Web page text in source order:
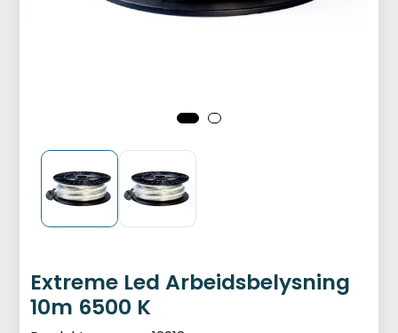
Extreme Led Arbeidsbelysning
10m 6500 K